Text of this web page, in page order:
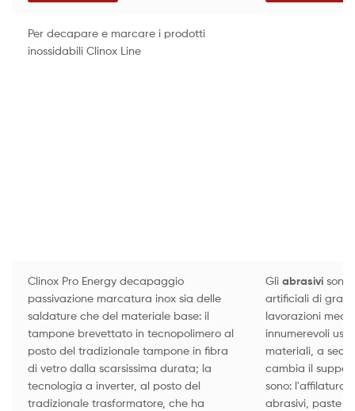
Per decapare e marcare i prodotti
inossidabili Clinox Line
Clinox Pro Energy decapaggio
passivazione marcatura inox sia delle
saldature che del materiale base: il
tampone brevettato in tecnopolimero al
posto del tradizionale tampone in fibra
di vetro dalla scarsissima durata; la
tecnologia a inverter, al posto del
tradizionale trasformatore, che ha
Gli abrasivisono
artificiali di
lavorazioni
innumerevoli usi
materiali, a
cambia il
sono: l'affilatura,
abrasivi, paste